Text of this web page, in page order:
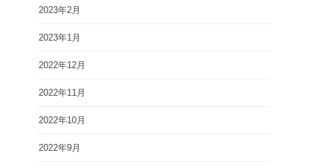
2023年2月
2023年1月
2022年12月
2022年11月
2022年10月
2022年9月